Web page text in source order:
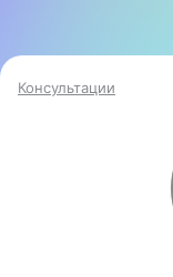
Консультации